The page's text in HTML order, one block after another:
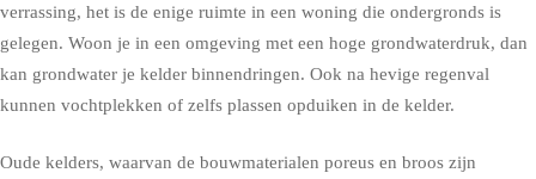
verrassing, het is de enige ruimte in een woning die ondergronds is
gelegen. Woon je in een omgeving met een hoge grondwaterdruk, dan
kan grondwater je kelder binnendringen. Ook na hevige regenval
kunnen vochtplekken of zelfs plassen opduiken in de kelder.
Oude kelders, waarvan de bouwmaterialen poreus en broos zijn